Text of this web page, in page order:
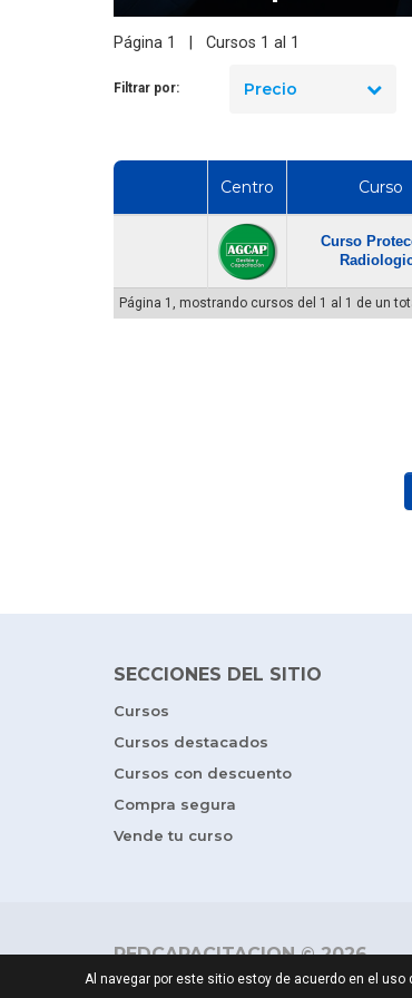
Página 1 | Cursos 1 al 1
Filtrar por: Precio
Centro Curso
Curso
Página 1, mostrando cursos del 1 al 1 de un
SECCIONES DEL SITIO
Cursos
Cursos destacados
Cursos con descuento
Compra segura
Vende tu curso
REDCAPACITACION © 2026
Al navegar por este sitio estoy de acuerdo en el uso